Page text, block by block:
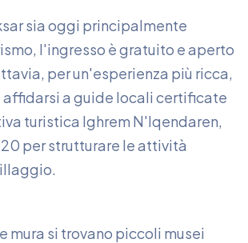
sia oggi principalmente
l'ingresso è gratuito e aperto
per un'esperienza più ricca,
a guide locali certificate
turistica Ighrem N'Iqendaren,
per strutturare le attività
mura si trovano piccoli musei